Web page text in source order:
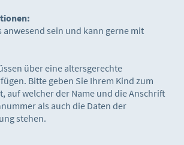
anwesend sein und kann gerne mit
über eine altersgerechte
Bitte geben Sie Ihrem Kind zum
auf welcher der Name und die Anschrift
als auch die Daten der
stehen.